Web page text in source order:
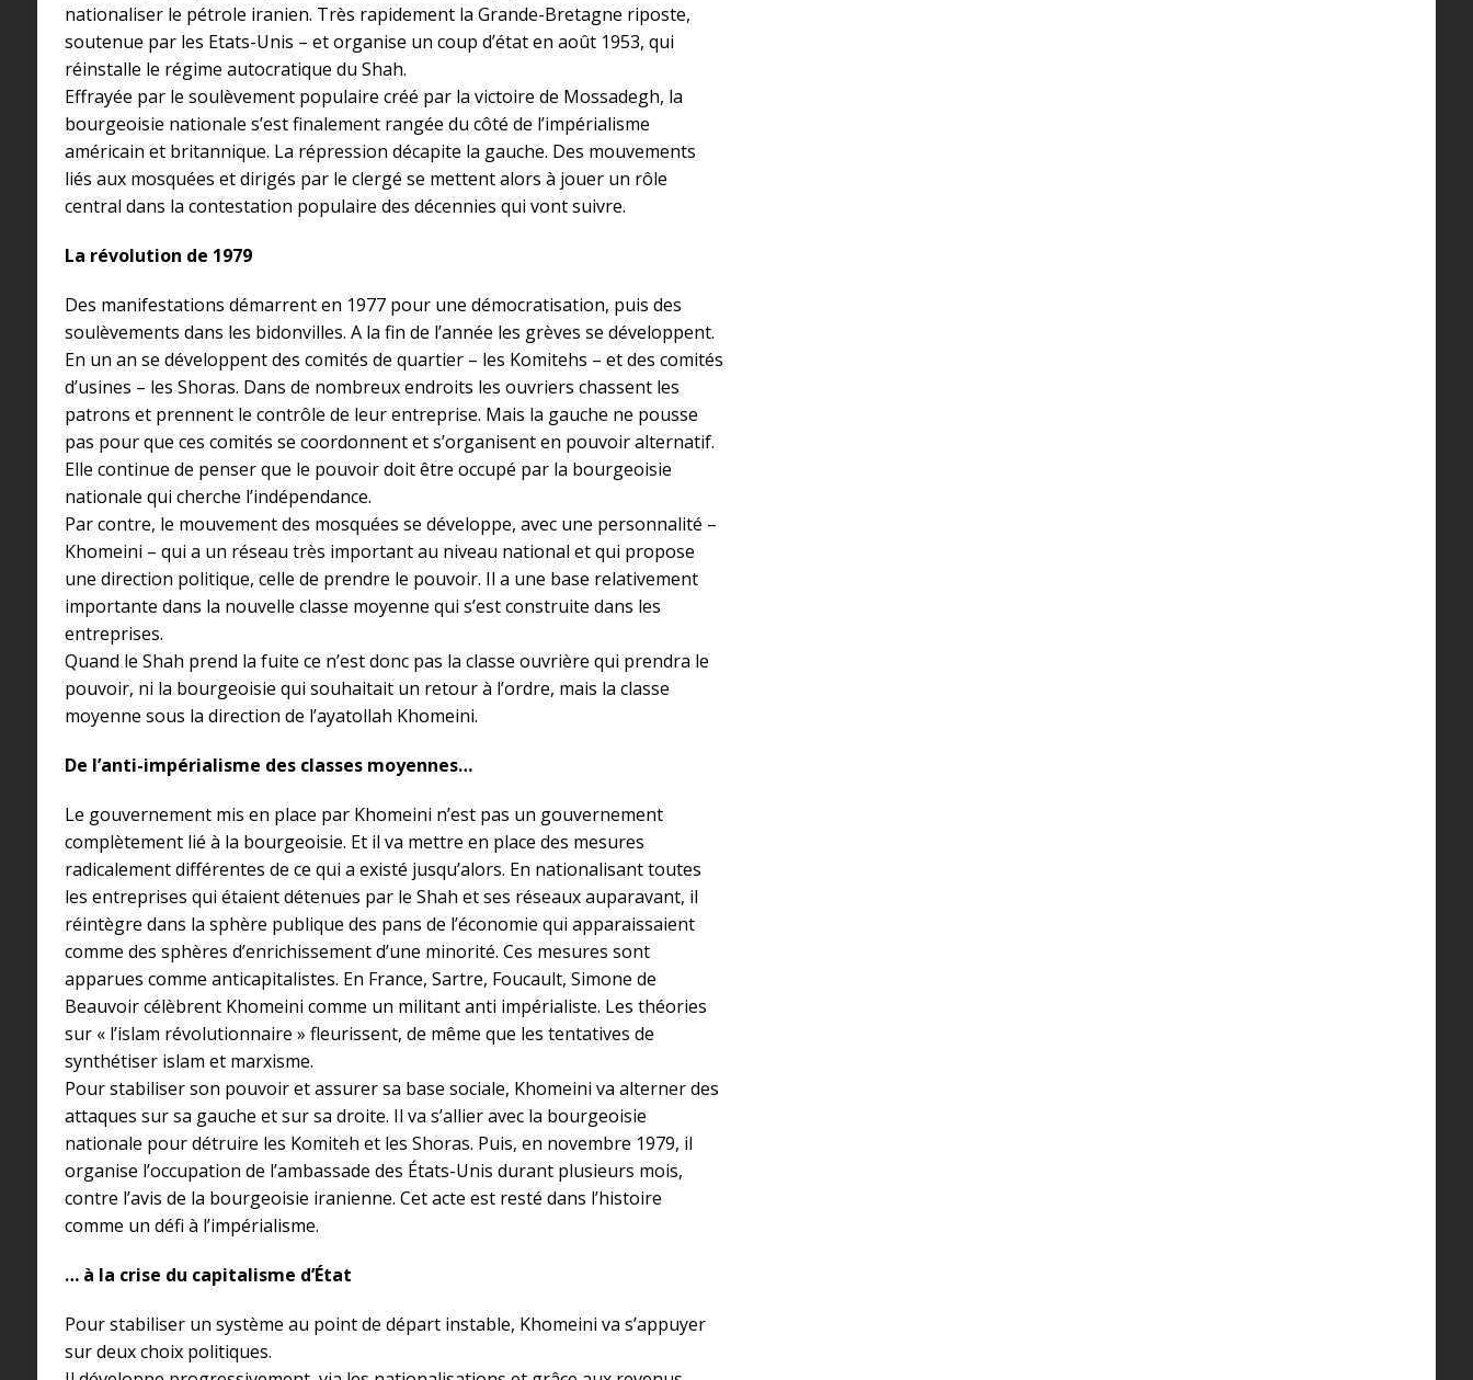
nationaliser le pétrole iranien. Très rapidement la Grande-Bretagne riposte,
soutenue par les Etats-Unis – et organise un coup d’état en août 1953, qui
réinstalle le régime autocratique du Shah.
Effrayée par le soulèvement populaire créé par la victoire de Mossadegh, la
bourgeoisie nationale s’est finalement rangée du côté de l’impérialisme
américain et britannique. La répression décapite la gauche. Des mouvements
liés aux mosquées et dirigés par le clergé se mettent alors à jouer un rôle
central dans la contestation populaire des décennies qui vont suivre.
La révolution de 1979
Des manifestations démarrent en 1977 pour une démocratisation, puis des
soulèvements dans les bidonvilles. A la fin de l’année les grèves se développent.
En un an se développent des comités de quartier – les Komitehs – et des comités
d’usines – les Shoras. Dans de nombreux endroits les ouvriers chassent les
patrons et prennent le contrôle de leur entreprise. Mais la gauche ne pousse
pas pour que ces comités se coordonnent et s’organisent en pouvoir alternatif.
Elle continue de penser que le pouvoir doit être occupé par la bourgeoisie
nationale qui cherche l’indépendance.
Par contre, le mouvement des mosquées se développe, avec une personnalité –
Khomeini – qui a un réseau très important au niveau national et qui propose
une direction politique, celle de prendre le pouvoir. Il a une base relativement
importante dans la nouvelle classe moyenne qui s’est construite dans les
entreprises.
Quand le Shah prend la fuite ce n’est donc pas la classe ouvrière qui prendra le
pouvoir, ni la bourgeoisie qui souhaitait un retour à l’ordre, mais la classe
moyenne sous la direction de l’ayatollah Khomeini.
De l’anti-impérialisme des classes moyennes…
Le gouvernement mis en place par Khomeini n’est pas un gouvernement
complètement lié à la bourgeoisie. Et il va mettre en place des mesures
radicalement différentes de ce qui a existé jusqu’alors. En nationalisant toutes
les entreprises qui étaient détenues par le Shah et ses réseaux auparavant, il
réintègre dans la sphère publique des pans de l’économie qui apparaissaient
comme des sphères d’enrichissement d’une minorité. Ces mesures sont
apparues comme anticapitalistes. En France, Sartre, Foucault, Simone de
Beauvoir célèbrent Khomeini comme un militant anti impérialiste. Les théories
sur « l’islam révolutionnaire » fleurissent, de même que les tentatives de
synthétiser islam et marxisme.
Pour stabiliser son pouvoir et assurer sa base sociale, Khomeini va alterner des
attaques sur sa gauche et sur sa droite. Il va s’allier avec la bourgeoisie
nationale pour détruire les Komiteh et les Shoras. Puis, en novembre 1979, il
organise l’occupation de l’ambassade des États-Unis durant plusieurs mois,
contre l’avis de la bourgeoisie iranienne. Cet acte est resté dans l’histoire
comme un défi à l’impérialisme.
… à la crise du capitalisme d’État
Pour stabiliser un système au point de départ instable, Khomeini va s’appuyer
sur deux choix politiques.